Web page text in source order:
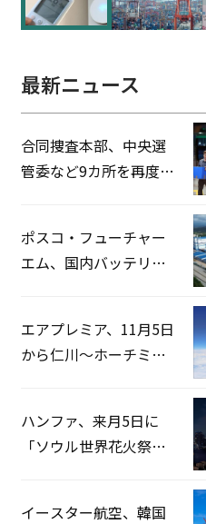
検
最新ニュース
合同捜査本部、中央選
管委など9カ所を再度家
ポスコ・フューチャー
エム、国内バッテリー
エアプレミア、11月5日
から仁川〜ホーチミン
ハンファ、来月5日に
「ソウル世界花火祭り
イースター航空、韓国